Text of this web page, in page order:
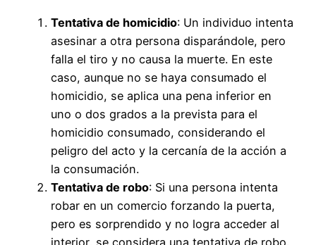
Tentativa de homicidio: Un individuo intenta
asesinar a otra persona disparándole, pero
falla el tiro y no causa la muerte. En este
caso, aunque no se haya consumado el
homicidio, se aplica una pena inferior en
uno o dos grados a la prevista para el
homicidio consumado, considerando el
peligro del acto y la cercanía de la acción a
la consumación.
Tentativa de robo: Si una persona intenta
robar en un comercio forzando la puerta,
pero es sorprendido y no logra acceder al